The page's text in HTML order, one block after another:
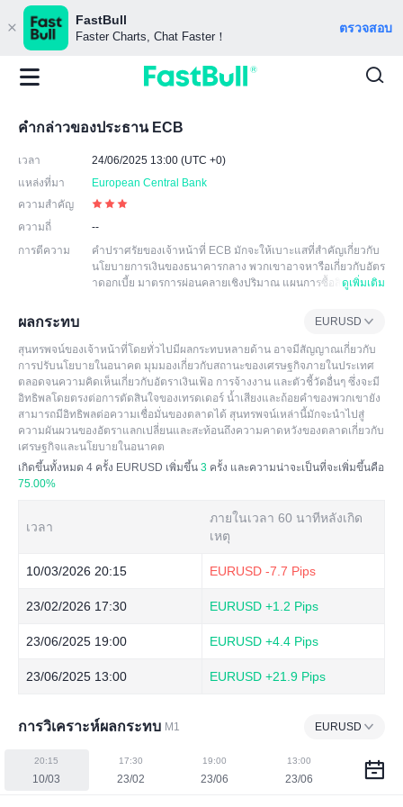
FastBull
Faster Charts, Chat Faster！
ตรวจสอบ
คำกล่าวของประธาน ECB
เวลา
24/06/2025 13:00 (UTC +0)
แหล่งที่มา
European Central Bank
ความสำคัญ
ความถี่
--
การตีความ
ดูเพิ่มเติม
คำปราศรัยของเจ้าหน้าที่ ECB มักจะให้เบาะแสที่สำคัญเกี่ยวกับ
นโยบายการเงินของธนาคารกลาง พวกเขาอาจหารือเกี่ยวกับอัตร
าดอกเบี้ย มาตรการผ่อนคลายเชิงปริมาณ แผนการซื้อสิ
าจทำการวิเคราะห์เชิงลึกเกี่ยวกับเศรษฐกิจยูโรโซน รวมถึงอัตราเ
ล่าวสุนทรพจน์อาจทำให้เกิดความผันผวนในตลาดการเงิน โดยเ
ฉพาะอย่างยิ่งเมื่อมีการตีความเบาะแสเกี่ยวกับนโยบายการเงินว่
าเป็นการเปลี่ยนแปลงนโยบายที่เป็นไปได้ ผู้เข้าร่วมตลาดมักจะป
รับความคาดหวังด้านนโยบายตามสุนทรพจน์
ผลกระทบ EURUSD
สุนทรพจน์ของเจ้าหน้าที่โดยทั่วไปมีผลกระทบหลายด้าน อาจมีสัญญาณเกี่ยวกับ
การปรับนโยบายในอนาคต มุมมองเกี่ยวกับสถานะของเศรษฐกิจภายในประเทศ
ตลอดจนความคิดเห็นเกี่ยวกับอัตราเงินเฟ้อ การจ้างงาน และตัวชี้วัดอื่นๆ ซึ่งจะมี
อิทธิพลโดยตรงต่อการตัดสินใจของเทรดเดอร์ น้ำเสียงและถ้อยคำของพวกเขายัง
สามารถมีอิทธิพลต่อความเชื่อมั่นของตลาดได้ สุนทรพจน์เหล่านี้มักจะนำไปสู่
ความผันผวนของอัตราแลกเปลี่ยนและสะท้อนถึงความคาดหวังของตลาดเกี่ยวกับ
เศรษฐกิจและนโยบายในอนาคต
เกิดขึ้นทั้งหมด 4 ครั้ง EURUSD เพิ่มขึ้น 3 ครั้ง และความน่าจะเป็นที่จะเพิ่มขึ้นคือ
75.00%
เวลา
ภายในเวลา 60 นาทีหลังเกิด
เหตุ
10/03/2026 20:15 EURUSD -7.7 Pips
23/02/2026 17:30 EURUSD +1.2 Pips
23/06/2025 19:00 EURUSD +4.4 Pips
23/06/2025 13:00 EURUSD +21.9 Pips
การวิเคราะห์ผลกระทบ M1 EURUSD
20:15
10/03
17:30
23/02
19:00
23/06
13:00
23/06